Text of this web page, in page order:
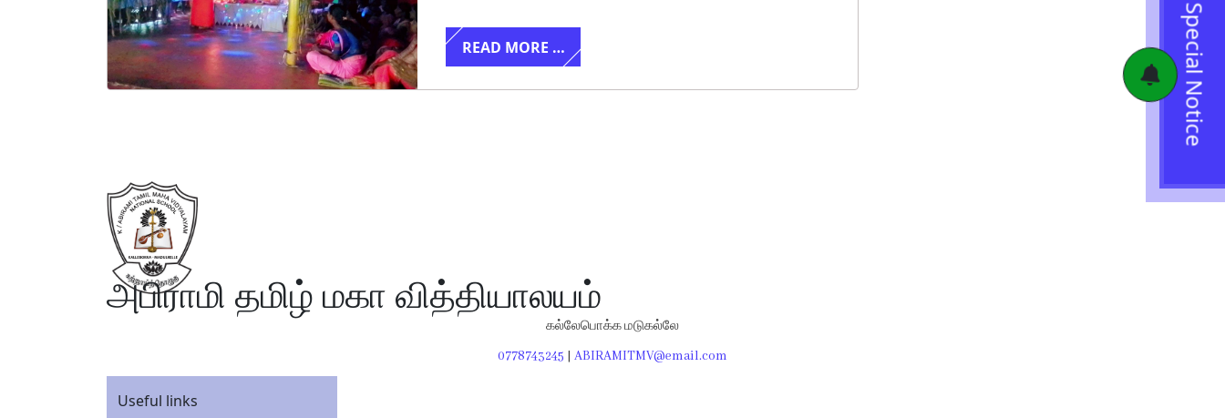
Special Notice
READ MORE …
அபிராமி தமிழ் மகா வித்தியாலயம்
கல்லேபொக்க மடுகல்லே
0778743245 | ABIRAMITMV@email.com
Useful links